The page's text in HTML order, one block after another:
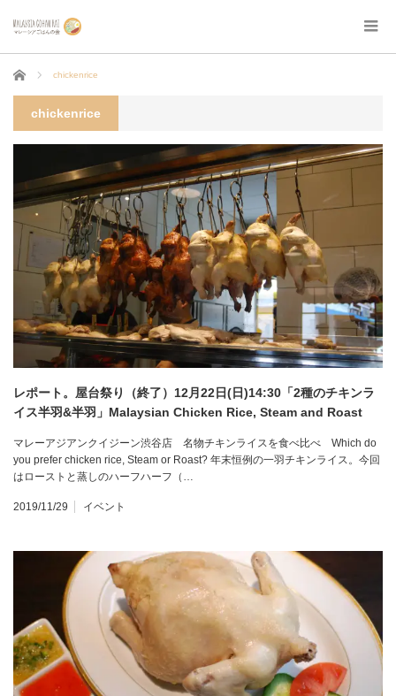
ホーム chickenrice
chickenrice
レポート。屋台祭り（終了）12月22日(日)14:30「2種のチキンラ
イス半羽&半羽」Malaysian Chicken Rice, Steam and Roast
マレーアジアンクイジーン渋谷店 名物チキンライスを食べ比べ Which do
you prefer chicken rice, Steam or Roast? 年末恒例の一羽チキンライス。今回
はローストと蒸しのハーフハーフ（…
2019/11/29 イベント